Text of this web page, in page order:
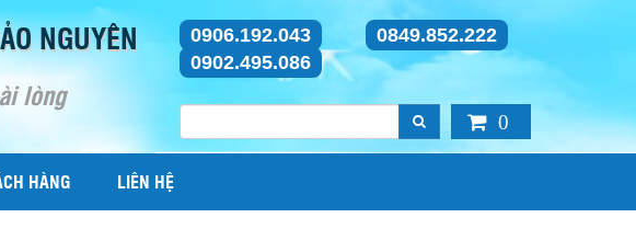
NGUYÊN
lòng
0906.192.043
0849.852.222
0902.495.086
0
HÀNG LIÊN HỆ